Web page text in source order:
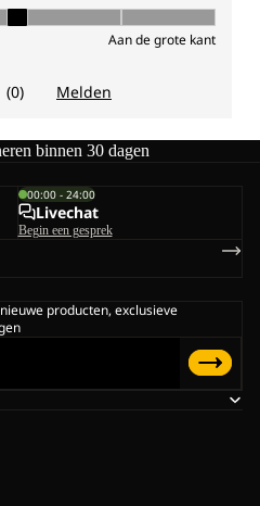
binnen 30 dagen
00:00 - 24:00
Livechat
Begin een gesprek
producten, exclusieve